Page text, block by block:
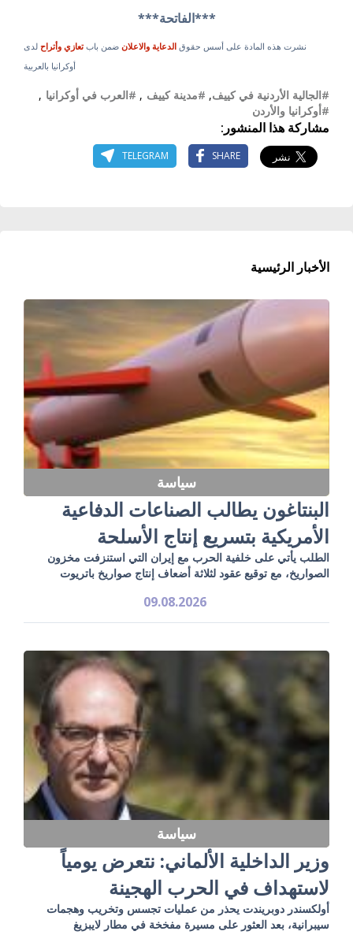
***الفاتحة***
نشرت هذه المادة على أسس حقوق الدعاية والاعلان ضمن بابتعازي وأتراح لدى
أوكرانيا بالعربية
#الجالية الأردنية في كييف, #مدينة كييف , #العرب في أوكرانيا ,
#أوكرانيا والأردن
مشاركة هذا المنشور:
SHARE
TELEGRAM
الأخبار الرئيسية
سياسة
البنتاغون يطالب الصناعات الدفاعية
الأمريكية بتسريع إنتاج الأسلحة
الطلب يأتي على خلفية الحرب مع إيران التي استنزفت مخزون
الصواريخ، مع توقيع عقود لثلاثة أضعاف إنتاج صواريخ باتريوت
09.08.2026
سياسة
وزير الداخلية الألماني: نتعرض يومياً
لاستهداف في الحرب الهجينة
أولكسندر دوبريندت يحذر من عمليات تجسس وتخريب وهجمات
سيبرانية، بعد العثور على مسيرة مفخخة في مطار لايبزيغ